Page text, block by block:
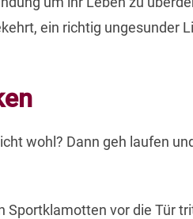
ein richtig ungesunder
wohl? Dann geh laufen
vor die Tür